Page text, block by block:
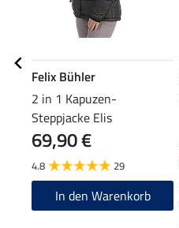
Felix Bühler
2 in 1 Kapuzen-
Steppjacke Elis
69,90 €
4.8 29
In den Warenkorb